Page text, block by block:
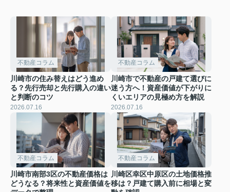
不動産コラム
川崎市の住み替えはどう進め
る？先行売却と先行購入の違い
と判断のコツ
2026.07.16
不動産コラム
川崎市で不動産の戸建て選びに
迷う方へ！資産価値が下がりに
くいエリアの見極め方を解説
2026.07.16
不動産コラム
川崎市南部3区の不動産価格は
どうなる？将来性と資産価値を
不動産コラム
川崎区幸区中原区の土地価格推
移は？戸建て購入前に相場と変